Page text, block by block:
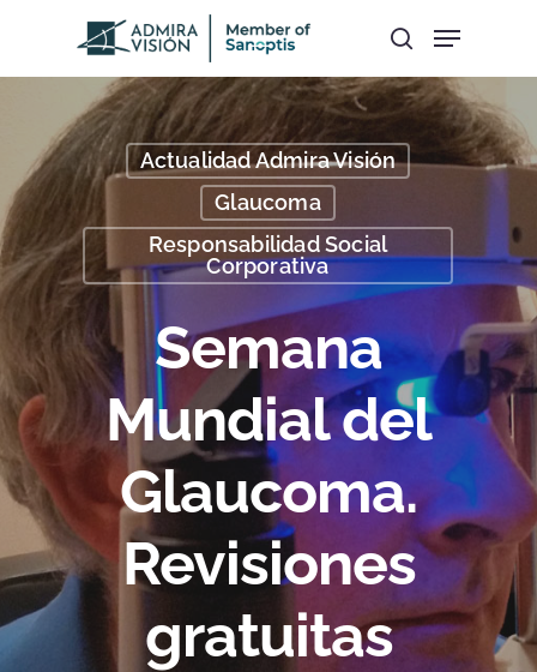
Hit enter to search or ESC to close
Actualidad Admira Visión
Glaucoma
Responsabilidad Social
Corporativa
Semana
Mundial del
Glaucoma.
Revisiones
gratuitas